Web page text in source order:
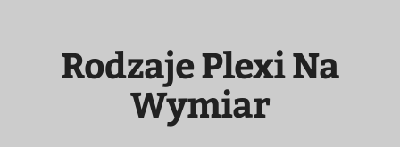
Rodzaje Plexi Na
Wymiar